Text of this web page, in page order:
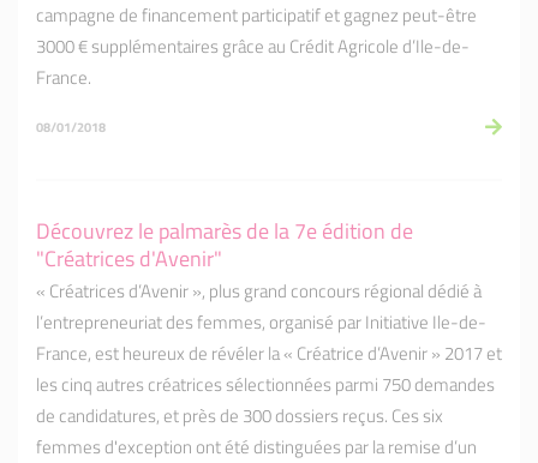
campagne de financement participatif et gagnez peut-être
3000 € supplémentaires grâce au Crédit Agricole d’Ile-de-
France.
08/01/2018
Découvrez le palmarès de la 7e édition de
"Créatrices d'Avenir"
« Créatrices d’Avenir », plus grand concours régional dédié à
l’entrepreneuriat des femmes, organisé par Initiative Ile-de-
France, est heureux de révéler la « Créatrice d’Avenir » 2017 et
les cinq autres créatrices sélectionnées parmi 750 demandes
de candidatures, et près de 300 dossiers reçus. Ces six
femmes d'exception ont été distinguées par la remise d’un